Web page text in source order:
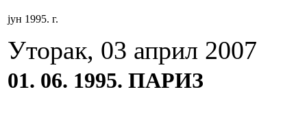
јун 1995. г.
Уторак, 03 април 2007
01. 06. 1995. ПАРИЗ